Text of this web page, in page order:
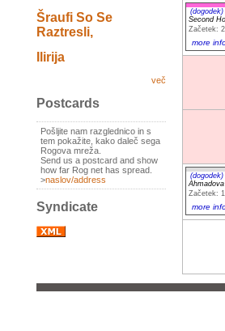
Šraufi So Se
Raztresli,
Ilirija
več
Postcards
Pošljite nam razglednico in s
tem pokažite, kako daleč sega
Rogova mreža.
Send us a postcard and show
how far Rog net has spread.
>naslov/address
Syndicate
(dogodek)
Second
Začetek:
more
(dogodek)
Začetek:
more